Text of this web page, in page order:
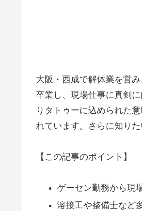
大阪・西成で解体業を営
卒業し、現場仕事に真剣
りタトゥーに込められた
れています。さらに知り
【この記事のポイント】
ゲーセン勤務から現
溶接工や整備士など